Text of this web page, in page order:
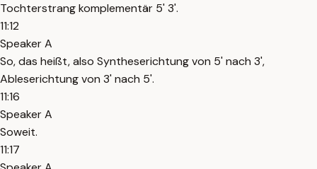
Tochterstrang komplementär 5' 3'.
11:12
Speaker A
So, das heißt, also Syntheserichtung von 5' nach 3',
Ableserichtung von 3' nach 5'.
11:16
Speaker A
Soweit.
11:17